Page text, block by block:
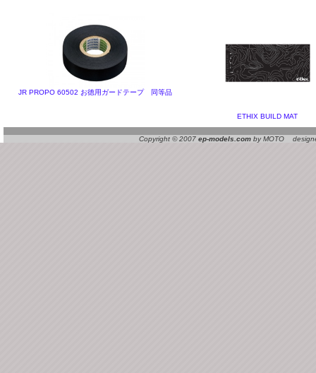
JR PROPO 60502 お徳用ガードテープ 同等品
ETHIX BUILD MAT
Copyright © 2007 ep-models.com by MOTO